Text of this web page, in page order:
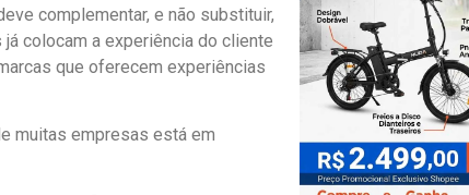
complementar, e não substituir,
colocam a experiência do cliente
que oferecem experiências
muitas empresas está em